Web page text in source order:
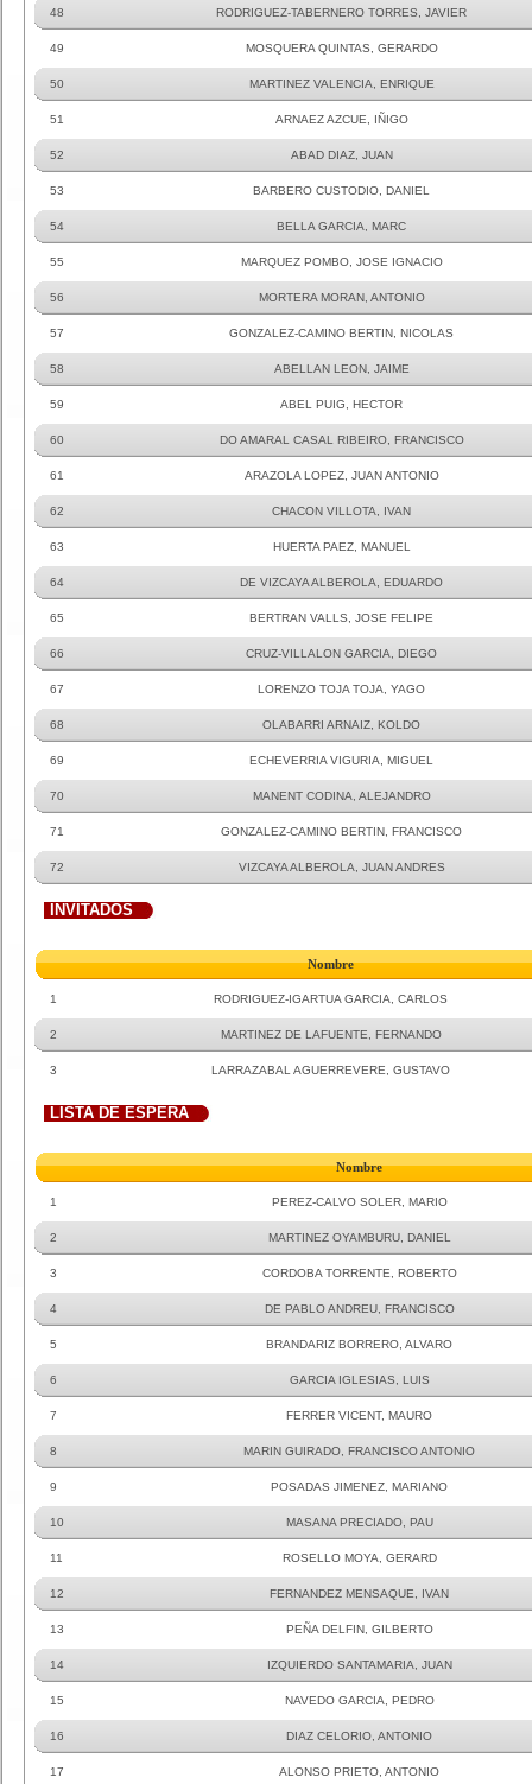
48 RODRIGUEZ-TABERNERO TORRES, JAVIER
49 MOSQUERA QUINTAS, GERARDO
50 MARTINEZ VALENCIA, ENRIQUE
51 ARNAEZ AZCUE, IÑIGO
52 ABAD DIAZ, JUAN
53 BARBERO CUSTODIO, DANIEL
54 BELLA GARCIA, MARC
55 MARQUEZ POMBO, JOSE IGNACIO
56 MORTERA MORAN, ANTONIO
57 GONZALEZ-CAMINO BERTIN, NICOLAS
58 ABELLAN LEON, JAIME
59 ABEL PUIG, HECTOR
60 DO AMARAL CASAL RIBEIRO, FRANCISCO
61 ARAZOLA LOPEZ, JUAN ANTONIO
62 CHACON VILLOTA, IVAN
63 HUERTA PAEZ, MANUEL
64 DE VIZCAYA ALBEROLA, EDUARDO
65 BERTRAN VALLS, JOSE FELIPE
66 CRUZ-VILLALON GARCIA, DIEGO
67 LORENZO TOJA TOJA, YAGO
68 OLABARRI ARNAIZ, KOLDO
69 ECHEVERRIA VIGURIA, MIGUEL
70 MANENT CODINA, ALEJANDRO
71 GONZALEZ-CAMINO BERTIN, FRANCISCO
72 VIZCAYA ALBEROLA, JUAN ANDRES
INVITADOS
Nombre
1 RODRIGUEZ-IGARTUA GARCIA, CARLOS
2 MARTINEZ DE LAFUENTE, FERNANDO
3 LARRAZABAL AGUERREVERE, GUSTAVO
LISTA DE ESPERA
Nombre
1 PEREZ-CALVO SOLER, MARIO
2 MARTINEZ OYAMBURU, DANIEL
3 CORDOBA TORRENTE, ROBERTO
4 DE PABLO ANDREU, FRANCISCO
5 BRANDARIZ BORRERO, ALVARO
6 GARCIA IGLESIAS, LUIS
7 FERRER VICENT, MAURO
8 MARIN GUIRADO, FRANCISCO ANTONIO
9 POSADAS JIMENEZ, MARIANO
10 MASANA PRECIADO, PAU
11 ROSELLO MOYA, GERARD
12 FERNANDEZ MENSAQUE, IVAN
13 PEÑA DELFIN, GILBERTO
14 IZQUIERDO SANTAMARIA, JUAN
15 NAVEDO GARCIA, PEDRO
16 DIAZ CELORIO, ANTONIO
17 ALONSO PRIETO, ANTONIO